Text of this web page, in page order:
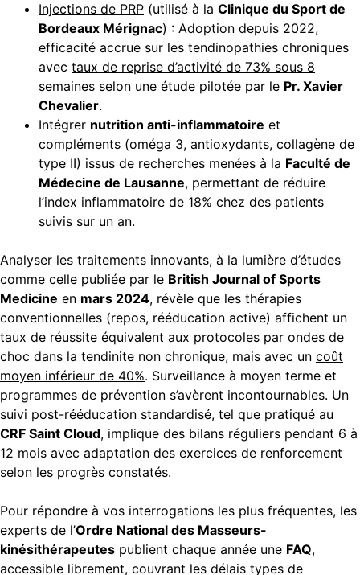
Injections de PRP (utilisé à la Clinique du Sport de
Bordeaux Mérignac) : Adoption depuis 2022,
efficacité accrue sur les tendinopathies chroniques
avec taux de reprise d’activité de 73% sous 8
semaines selon une étude pilotée par le Pr. Xavier
Chevalier.
Intégrer nutrition anti-inflammatoire et
compléments (oméga 3, antioxydants, collagène de
type II) issus de recherches menées à la Faculté de
Médecine de Lausanne, permettant de réduire
l’index inflammatoire de 18% chez des patients
suivis sur un an.
Analyser les traitements innovants, à la lumière d’études
comme celle publiée par le British Journal of Sports
Medicine en mars 2024, révèle que les thérapies
conventionnelles (repos, rééducation active) affichent un
taux de réussite équivalent aux protocoles par ondes de
choc dans la tendinite non chronique, mais avec un coût
moyen inférieur de 40%. Surveillance à moyen terme et
programmes de prévention s’avèrent incontournables. Un
suivi post-rééducation standardisé, tel que pratiqué au
CRF Saint Cloud, implique des bilans réguliers pendant 6 à
12 mois avec adaptation des exercices de renforcement
selon les progrès constatés.
Pour répondre à vos interrogations les plus fréquentes, les
experts de l’Ordre National des Masseurs-
kinésithérapeutes publient chaque année une FAQ,
accessible librement, couvrant les délais types de